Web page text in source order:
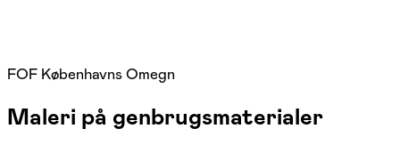
FOF Københavns Omegn
Maleri på genbrugsmaterialer